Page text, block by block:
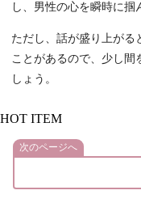
し、男性の心を瞬時に掴
ただし、話が盛り上がる
ことがあるので、少し間
しょう。
HOT ITEM
次のページへ